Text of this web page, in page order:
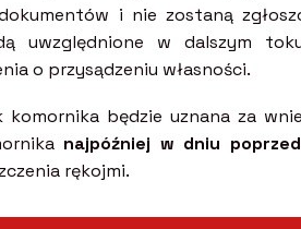
i nie zostaną
uwzględnione w dalszym
o przysądzeniu własności.
komornika będzie uznana za
najpóźniej w dniu
rękojmi.